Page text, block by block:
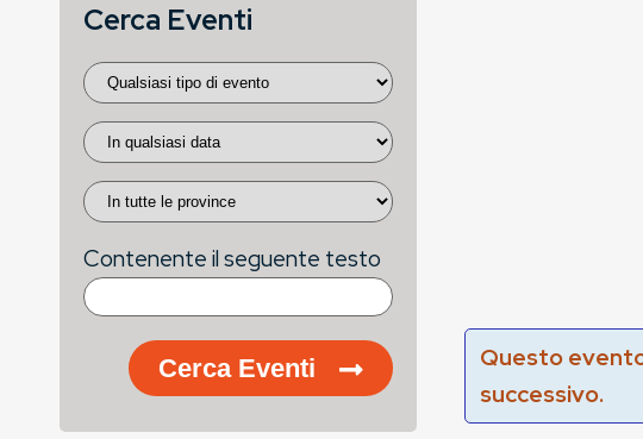
Questo
successivo.
Cerca Eventi
Contenente il seguente testo
Cerca Eventi